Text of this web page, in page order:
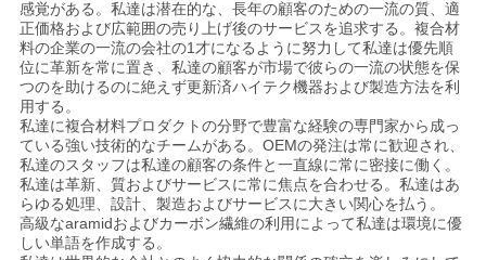
感覚がある。私達は潜在的な、長年の顧客のための一流の質、適
正価格および広範囲の売り上げ後のサービスを追求する。複合材
料の企業の一流の会社の1才になるように努力して私達は優先順
位に革新を常に置き、私達の顧客が市場で彼らの一流の状態を保
つのを助けるのに絶えず更新済ハイテク機器および製造方法を利
用する。
私達に複合材料プロダクトの分野で豊富な経験の専門家から成っ
ている強い技術的なチームがある。OEMの発注は常に歓迎され、
私達のスタッフは私達の顧客の条件と一直線に常に密接に働く。
私達は革新、質およびサービスに常に焦点を合わせる。私達はあ
らゆる処理、設計、製造およびサービスに大きい関心を払う。
高級なaramidおよびカーボン繊維の利用によって私達は環境に優
しい単語を作成する。